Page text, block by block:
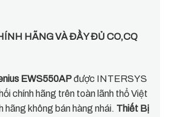
HÃNG VÀ ĐẦY ĐỦ CO,CQ
EWS550APđược INTERSYS
chính hãng trên toàn lãnh thổ Việt
hãng không bán hàng nhái. Thiết Bị